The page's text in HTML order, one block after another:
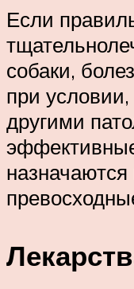
Если
собаки,
при
другими